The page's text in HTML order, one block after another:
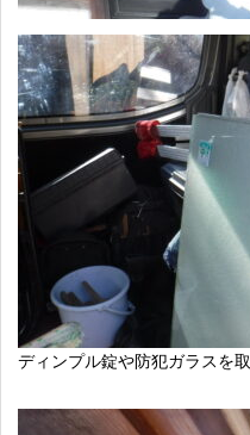
ディンプル錠や防犯ガラスを